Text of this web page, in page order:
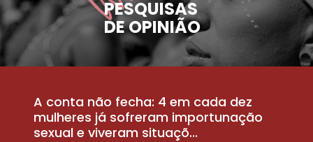
PESQUISAS
DE OPINIÃO
A conta não fecha: 4 em cada dez
mulheres já sofreram importunação
sexual e viveram situaçõ...